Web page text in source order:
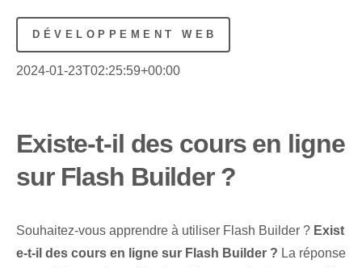
DÉVELOPPEMENT WEB
2024-01-23T02:25:59+00:00
Existe-t-il des cours en ligne
sur Flash Builder ?
Souhaitez-vous apprendre à utiliser Flash Builder ? Exist
e-t-il des cours en ligne sur Flash Builder ? La réponse